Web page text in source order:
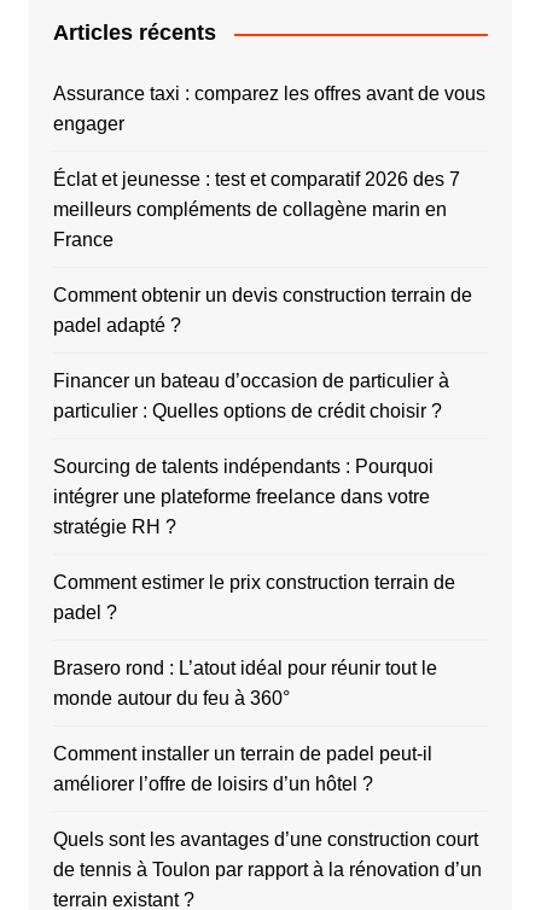
Articles récents
Assurance taxi : comparez les offres avant de vous
engager
Éclat et jeunesse : test et comparatif 2026 des 7
meilleurs compléments de collagène marin en
France
Comment obtenir un devis construction terrain de
padel adapté ?
Financer un bateau d’occasion de particulier à
particulier : Quelles options de crédit choisir ?
Sourcing de talents indépendants : Pourquoi
intégrer une plateforme freelance dans votre
stratégie RH ?
Comment estimer le prix construction terrain de
padel ?
Brasero rond : L’atout idéal pour réunir tout le
monde autour du feu à 360°
Comment installer un terrain de padel peut-il
améliorer l’offre de loisirs d’un hôtel ?
Quels sont les avantages d’une construction court
de tennis à Toulon par rapport à la rénovation d’un
terrain existant ?